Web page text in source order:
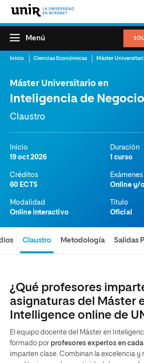
Menú
Inicio Ciencias Económicas
Máster Universitario en
Inteligencia de Negocio
Claustro
Inicio
19 oct 2026
Duración
1 curso
Créditos
60 ECTS
Exámenes
Online y/
Modalidad
Online interactivo
Título
Oficial
Claustro Metodología Salidas
¿Qué profesores
asignaturas del Máster
Intelligence online de
El equipo docente del Máster en
formado por profesores expertos en
imparten clase. Combinan la excelencia y